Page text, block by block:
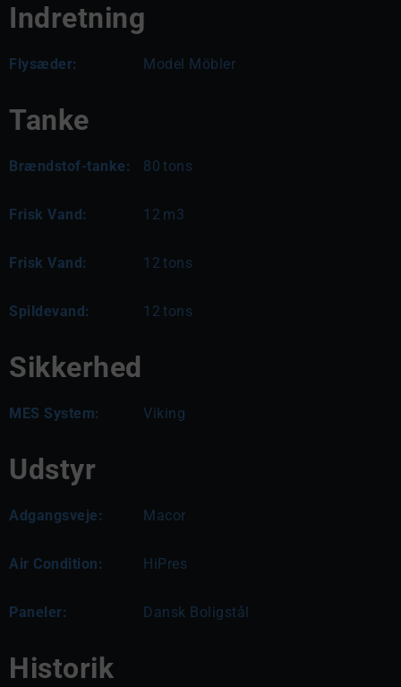
Indretning
Flysæder: Model Möbler
Tanke
Brændstof-tanke: 80 tons
Frisk Vand: 12 m3
Frisk Vand: 12 tons
Spildevand: 12 tons
Sikkerhed
MES System: Viking
Udstyr
Adgangsveje: Macor
Air Condition: HiPres
Paneler: Dansk Boligstål
Historik